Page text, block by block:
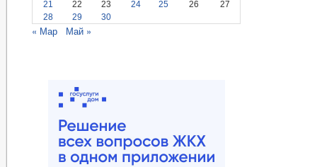
21
22 23 24 25 26
27
28
29 30
« Мар Май »